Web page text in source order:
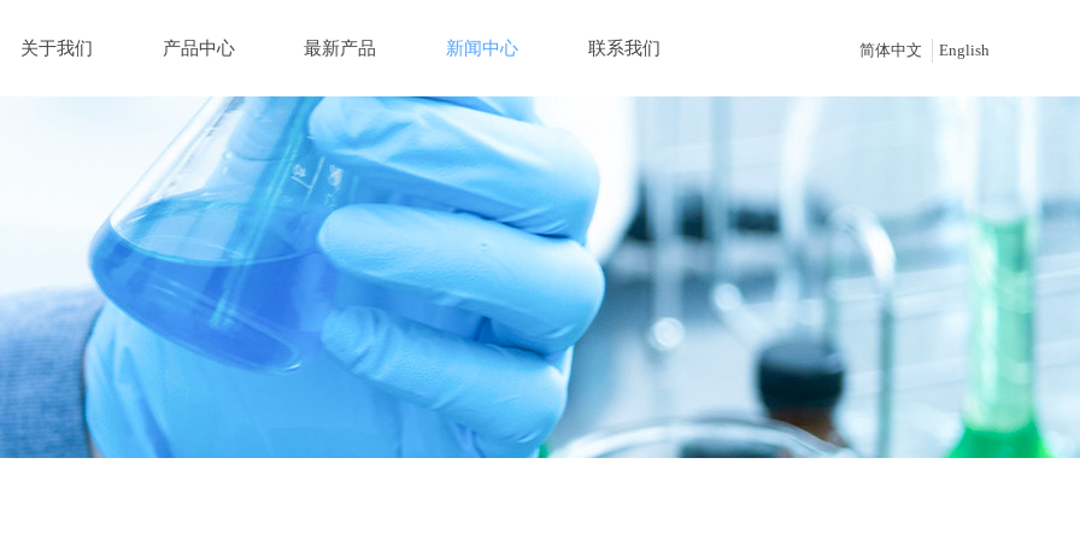
关于我们 产品中心 最新产品 新闻中心 联系我们 简体中文 English